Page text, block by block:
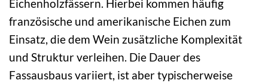
Eichenholzfässern. Hierbei kommen häufig
französische und amerikanische Eichen zum
Einsatz, die dem Wein zusätzliche Komplexität
und Struktur verleihen. Die Dauer des
Fassausbaus variiert, ist aber typischerweise